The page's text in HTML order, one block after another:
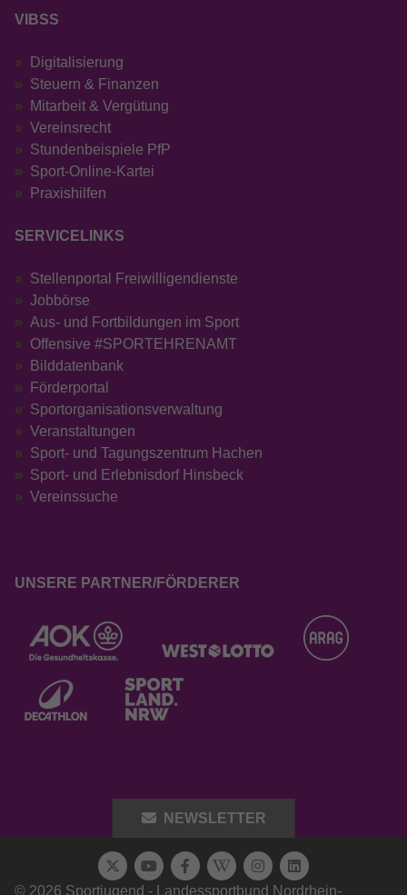
VIBSS
Digitalisierung
Steuern & Finanzen
Mitarbeit & Vergütung
Vereinsrecht
Stundenbeispiele PfP
Sport-Online-Kartei
Praxishilfen
SERVICELINKS
Stellenportal Freiwilligendienste
Jobbörse
Aus- und Fortbildungen im Sport
Offensive #SPORTEHRENAMT
Bilddatenbank
Förderportal
Sportorganisationsverwaltung
Veranstaltungen
Sport- und Tagungszentrum Hachen
Sport- und Erlebnisdorf Hinsbeck
Vereinssuche
UNSERE PARTNER/FÖRDERER
NEWSLETTER
© 2026 Sportjugend - Landessportbund Nordrhein-